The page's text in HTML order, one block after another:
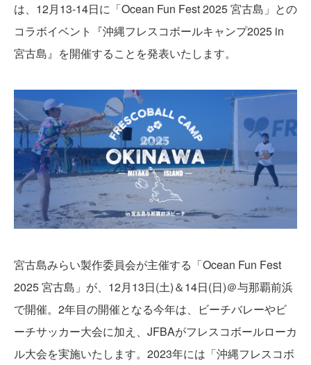
は、12月13-14日に「Ocean Fun Fest 2025 宮古島」との
コラボイベント『沖縄フレスコボールキャンプ2025 in
宮古島』を開催することを発表いたします。
宮古島みらい製作委員会が主催する「Ocean Fun Fest
2025 宮古島」が、12月13日(土)＆14日(日)＠与那覇前浜
で開催。2年目の開催となる今年は、ビーチバレーやビ
ーチサッカー大会に加え、JFBAがフレスコボールローカ
ル大会を実施いたします。2023年には「沖縄フレスコボ